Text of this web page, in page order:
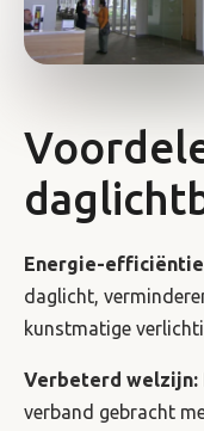
Energie-
daglicht,
kunstmatige
Verbeterd welzijn:
verband gebracht